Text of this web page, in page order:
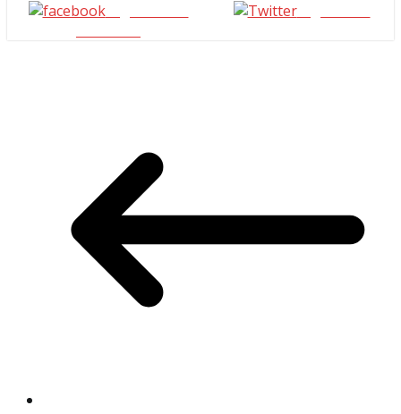
Seguinos en
seguinos X